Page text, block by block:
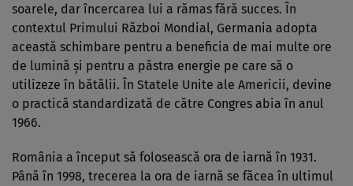
soarele, dar încercarea lui a rămas fără succes. În
contextul Primului Război Mondial, Germania adopta
această schimbare pentru a beneficia de mai multe ore
de lumină și pentru a păstra energie pe care să o
utilizeze în bătălii. În Statele Unite ale Americii, devine
o practică standardizată de către Congres abia în anul
1966.
România a început să folosească ora de iarnă în 1931.
Până în 1998, trecerea la ora de iarnă se făcea în ultimul